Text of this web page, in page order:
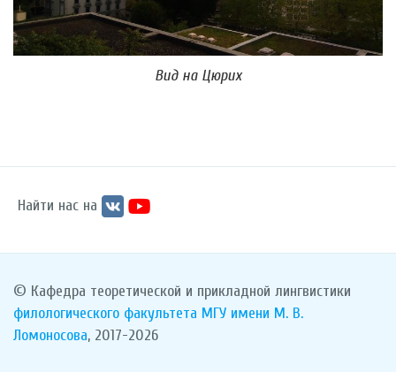
Вид на Цюрих
Найти нас на
© Кафедра теоретической и прикладной лингвистики
филологического факультета МГУ имени М. В.
Ломоносова, 2017-2026